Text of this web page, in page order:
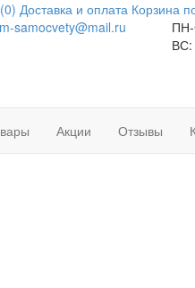
Доставка и оплата Корзина
samocvety@mail.ru
ВС:
Акции Отзывы